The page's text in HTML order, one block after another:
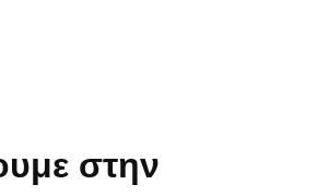
στην